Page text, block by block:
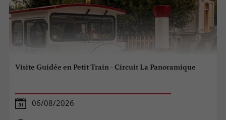
Visite Guidée en Petit Train - Circuit La Panoramique
06/08/2026